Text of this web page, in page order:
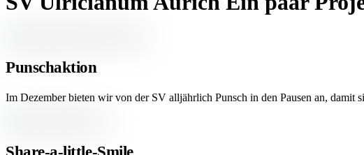
Punschaktion
Im Dezember bieten wir von der SV alljährlich Punsch in den Pausen an, damit